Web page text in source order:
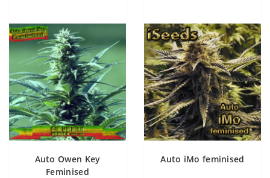
Auto Owen Key
Feminised
Auto iMo feminised